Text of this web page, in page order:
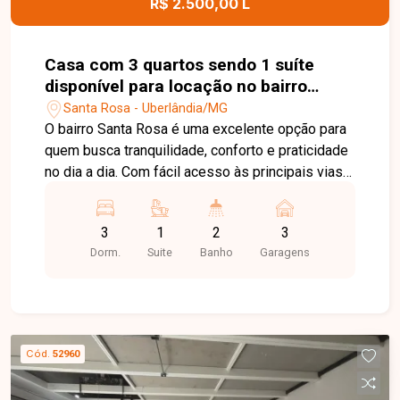
apartamento completo, moderno e com
Jardim Sul. Agende uma visita e venha conhecer
todos os detalhes deste imóvel.
R$ 2.500,00 L
Casa com 3 quartos sendo 1 suíte
disponível para locação no bairro
Santa Rosa em Uberlândia-MG
Santa Rosa - Uberlândia/MG
O bairro Santa Rosa é uma excelente opção para
quem busca tranquilidade, conforto e praticidade
no dia a dia. Com fácil acesso às principais vias
de comércios, supermercados, escolas e
serviços, proporcionando mais qualidade de vida
para toda a família. Sala ampla em 2 ambientes
armário, área de serviço, varanda nos fundos,
quintal concretado com cômodo de despejo e 3
vagas de garagem cobertas. O imóvel conta ainda
3
Dorm.
1
Suite
2
Banho
3
Garagens
Cód. 52960